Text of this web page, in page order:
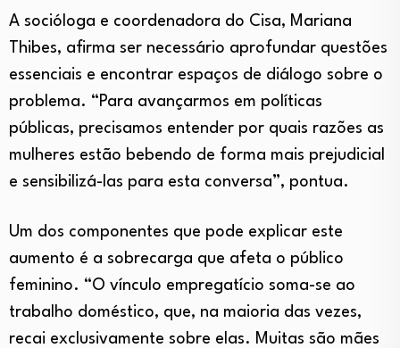
A socióloga e coordenadora do Cisa, Mariana
Thibes, afirma ser necessário aprofundar questões
essenciais e encontrar espaços de diálogo sobre o
problema. “Para avançarmos em políticas
públicas, precisamos entender por quais razões as
mulheres estão bebendo de forma mais prejudicial
e sensibilizá-las para esta conversa”, pontua.
Um dos componentes que pode explicar este
aumento é a sobrecarga que afeta o público
feminino. “O vínculo empregatício soma-se ao
trabalho doméstico, que, na maioria das vezes,
recai exclusivamente sobre elas. Muitas são mães